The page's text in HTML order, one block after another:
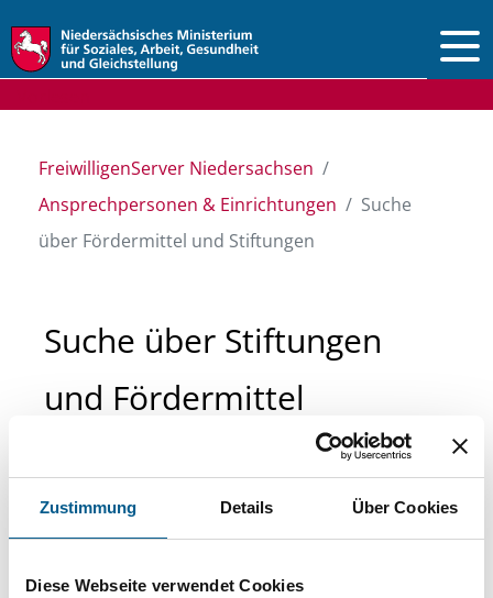
Zustimmung Details Über Cookies
Diese Webseite verwendet Cookies
FreiwilligenServer Niedersachsen
Ansprechpersonen & Einrichtungen
Suche
über Fördermittel und Stiftungen
Suche über Stiftungen
und Fördermittel
Sie suchen finanzielle Unterstützung für ein
Projekt oder ein Vorhaben? Hier können Sie
direkt über unsere Fördermitteldatenbank und
Stiftungsdatenbank recherchieren. Bei der